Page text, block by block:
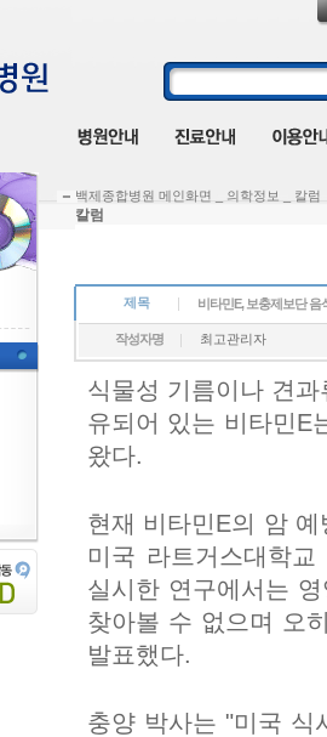
백제종합병원 메인화면 _ 의학정보 _ 칼럼
칼럼
제목 비타민E, 보충제보단 음
작성자명 최고관리자
식물성 기름이나 견
유되어 있는 비타민E
왔다.
현재 비타민E의 암
미국 라트거스대학
실시한 연구에서는
찾아볼 수 없으며 오
발표했다.
충양 박사는 "미국 식